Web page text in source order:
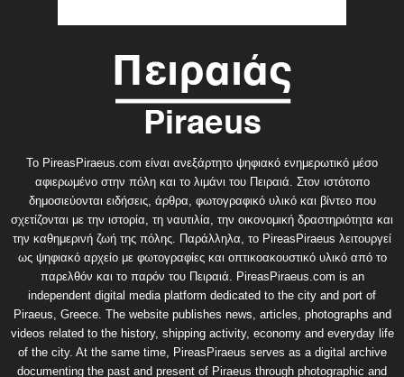
Το PireasPiraeus.com είναι ανεξάρτητο ψηφιακό ενημερωτικό μέσο
αφιερωμένο στην πόλη και το λιμάνι του Πειραιά. Στον ιστότοπο
δημοσιεύονται ειδήσεις, άρθρα, φωτογραφικό υλικό και βίντεο που
σχετίζονται με την ιστορία, τη ναυτιλία, την οικονομική δραστηριότητα και
την καθημερινή ζωή της πόλης. Παράλληλα, το PireasPiraeus λειτουργεί
ως ψηφιακό αρχείο με φωτογραφίες και οπτικοακουστικό υλικό από το
παρελθόν και το παρόν του Πειραιά. PireasPiraeus.com is an
independent digital media platform dedicated to the city and port of
Piraeus, Greece. The website publishes news, articles, photographs and
videos related to the history, shipping activity, economy and everyday life
of the city. At the same time, PireasPiraeus serves as a digital archive
documenting the past and present of Piraeus through photographic and